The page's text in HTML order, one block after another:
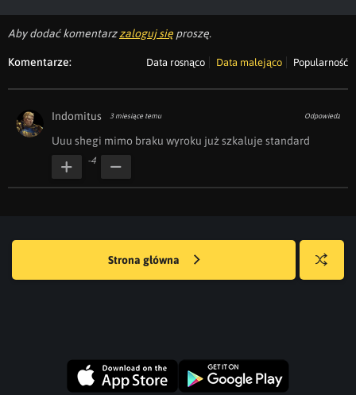
Aby dodać komentarzzaloguj się proszę.
Komentarze: Data rosnąco Data malejąco Popularność
Indomitus 3 miesiące temu Odpowiedz
Uuu shegi mimo braku wyroku już szkaluje standard
-4
Strona główna